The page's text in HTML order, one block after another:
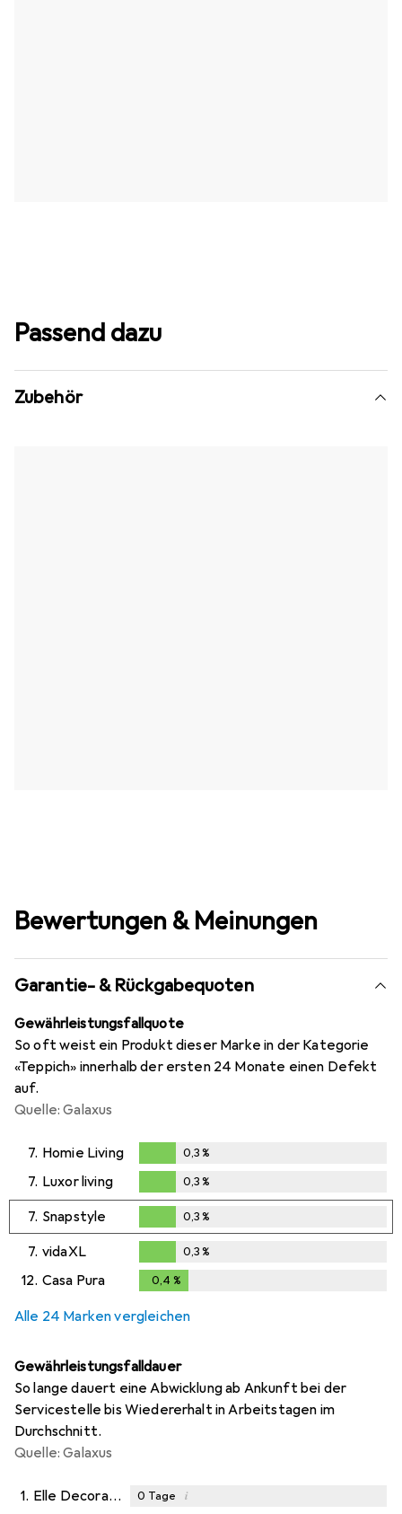
Passend dazu
Zubehör
Bewertungen & Meinungen
Garantie- & Rückgabequoten
Gewährleistungsfallquote
So oft weist ein Produkt dieser Marke in der Kategorie
«Teppich» innerhalb der ersten 24 Monate einen Defekt
auf.
Quelle: Galaxus
7. Homie Living
0,3%
0,3%
7. Luxor living
0,3%
0,3%
7. Snapstyle
0,3%
0,3%
7. vidaXL
0,3%
0,3%
12. Casa Pura 0,4 %
Alle 24 Marken vergleichen
Gewährleistungsfalldauer
So lange dauert eine Abwicklung ab Ankunft bei der
Servicestelle bis Wiedererhalt in Arbeitstagen im
Durchschnitt.
Quelle: Galaxus
1. Elle Decoration 0 Tage i